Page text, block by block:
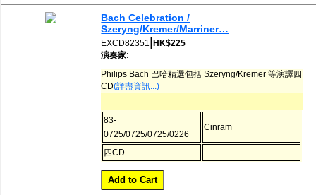
Bach Celebration /
Szeryng/Kremer/Marriner…
EXCD82351 |HK$225
演奏家:
Philips Bach 巴哈精選包括 Szeryng/Kremer 等演譯四
CD(詳盡資訊...)
83-
0725/0725/0725/0226
Cinram
四CD